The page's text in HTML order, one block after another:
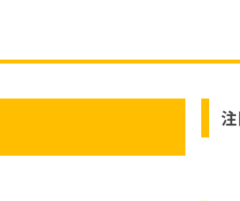
のエントリーをする